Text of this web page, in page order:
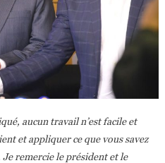
aucun travail n’est facile et
et appliquer ce que vous savez
remercie le président et le